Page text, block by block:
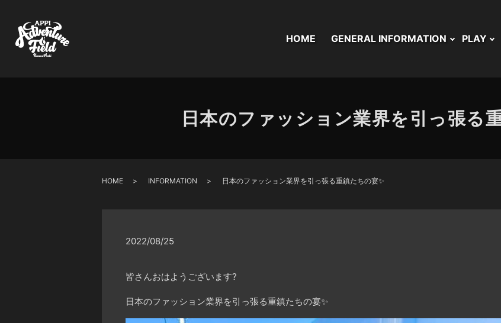
HOME GENERAL INFORMATION PLAY
日本のファッション業界を引っ張る
HOME INFORMATION 日本のファッション業界を引っ張る重鎮たちの宴✨
2022/08/25
皆さんおはようございます?
日本のファッション業界を引っ張る重鎮たちの宴✨